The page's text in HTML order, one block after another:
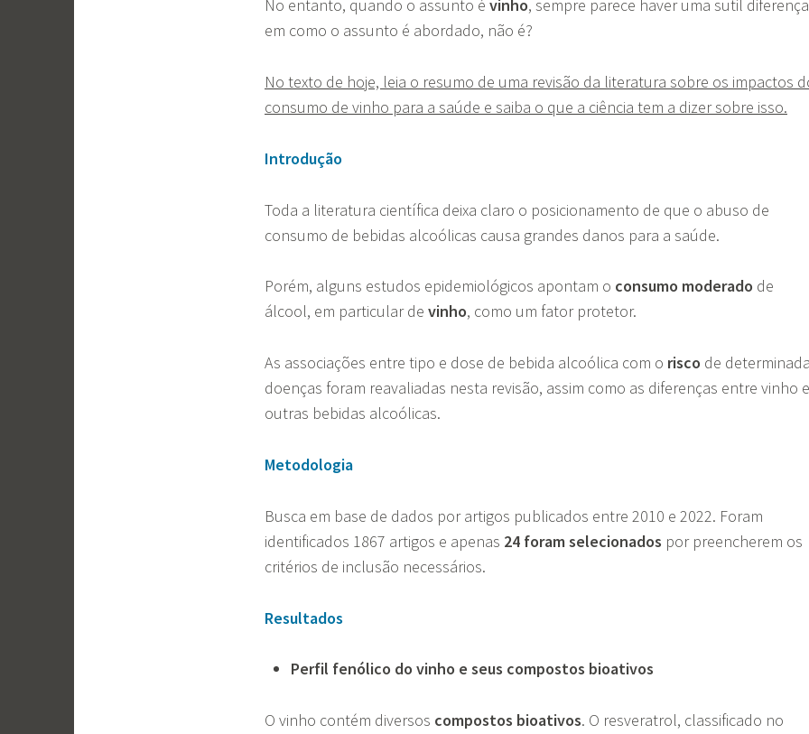
No entanto, quando o assunto é vinho, sempre parece haver uma sutil diferença
em como o assunto é abordado, não é?
No texto de hoje, leia o resumo de uma revisão da literatura sobre os impactos
consumo de vinho para a saúde e saiba o que a ciência tem a dizer sobre isso.
Introdução
Toda a literatura científica deixa claro o posicionamento de que o abuso de
consumo de bebidas alcoólicas causa grandes danos para a saúde.
Porém, alguns estudos epidemiológicos apontam o consumo moderado de
álcool, em particular de vinho, como um fator protetor.
As associações entre tipo e dose de bebida alcoólica com o risco de
doenças foram reavaliadas nesta revisão, assim como as diferenças entre vinho e
outras bebidas alcoólicas.
Metodologia
Busca em base de dados por artigos publicados entre 2010 e 2022. Foram
identificados 1867 artigos e apenas 24 foram selecionados por preencherem os
critérios de inclusão necessários.
Resultados
Perfil fenólico do vinho e seus compostos bioativos
O vinho contém diversos compostos bioativos. O resveratrol, classificado no